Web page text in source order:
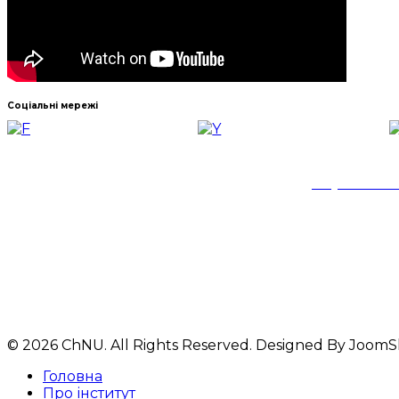
Соціальні мережі
© 2026 ChNU. All Rights Reserved. Designed By
Головна
Про інститут